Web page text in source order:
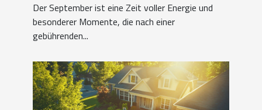
Der September ist eine Zeit voller Energie und
besonderer Momente, die nach einer
gebührenden...